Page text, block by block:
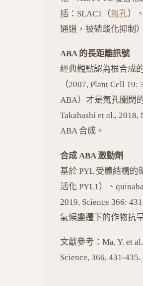
括：SLAC1（氣孔）
通道，被磷酸化抑制
ABA 的長距離訊號
經典觀點認為根合成
（2007, Plant Cell
ABA）才是氣孔關閉
Takahashi et al.,
ABA 合成。
合成 ABA 激動劑
基於 PYL 受體結構的
活化 PYL1）、
2019, Science 366:
氣候變遷下的作物抗
文獻參考：Ma, Y. et
Science, 366, 431-435.